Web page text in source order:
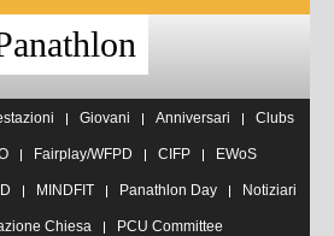
Giovani Anniversari Clubs
Fairplay/WFPD CIFP EWoS
MINDFIT Panathlon Day Notiziari
Chiesa PCU Committee